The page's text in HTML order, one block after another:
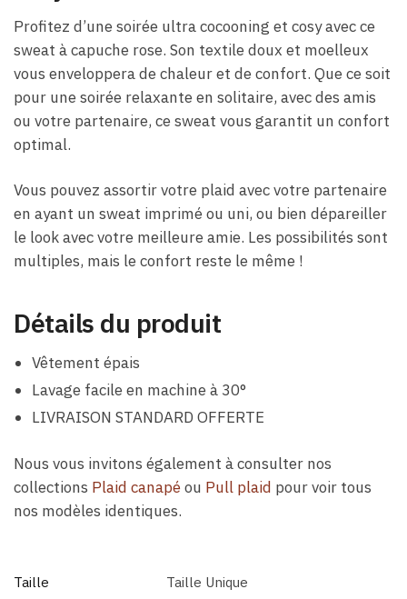
Profitez d’une soirée ultra cocooning et cosy avec ce
sweat à capuche rose. Son textile doux et moelleux
vous enveloppera de chaleur et de confort. Que ce soit
pour une soirée relaxante en solitaire, avec des amis
ou votre partenaire, ce sweat vous garantit un confort
optimal.
Vous pouvez assortir votre plaid avec votre partenaire
en ayant un sweat imprimé ou uni, ou bien dépareiller
le look avec votre meilleure amie. Les possibilités sont
multiples, mais le confort reste le même !
Détails du produit
Vêtement épais
Lavage facile en machine à 30°
LIVRAISON STANDARD OFFERTE
Nous vous invitons également à consulter nos
collections Plaid canapéou Pull plaid pour voir tous
nos modèles identiques.
Taille
Taille Unique